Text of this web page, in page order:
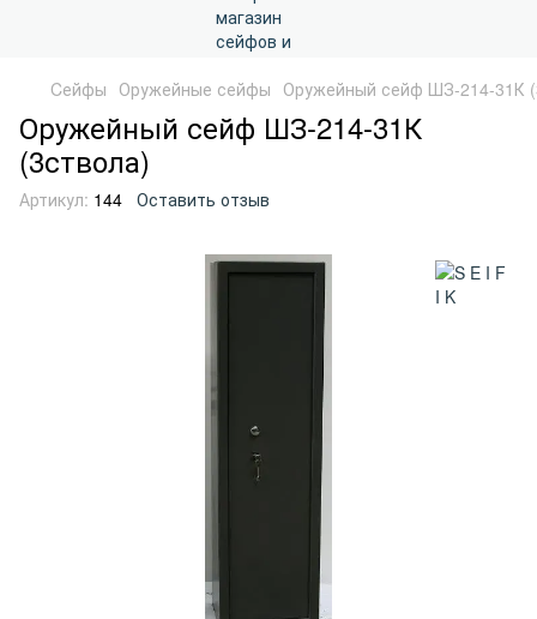
Cейфы Оружейные сейфы Оружейный сейф ШЗ-214-31К
Оружейный сейф ШЗ-214-31К
(3ствола)
Артикул: 144 Оставить отзыв